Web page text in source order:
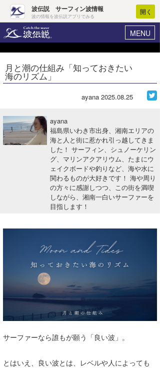
波伝説 サーフィン波情報
波の情報を波伝説アプリでみる
開く
MENU
ヘルプ マイホーム
ログイン
波情報･概況
WAVE HUNTER波予想ツール
サーフィンエリアガイド
月と潮の仕組み「知っておきたい
海のリズム」
ayana 2025.08.25
ayana
福島県いわき市出身、湘南エリアの
海と人と街に惹かれ引っ越してきま
した！ サーフィン、シュノーケリン
グ、マリンアクアリウム、たまにウ
ェイクボードや釣りなど、海や水に
関わるものが大好きです！ 海や周り
の方々に感謝しつつ、この街を満喫
しながら、湘南一白いサーファーを
目指します！
サーファーなら誰もが願う「良い波」。
とはいえ、良い波とは、レベルや人によっても
Core Surf Japan
アート＆エンタメ
ショップ情報
ショップ情報
湘南
千葉北
千葉南
大阪
四国
その他
ルール＆How to
VOTE!